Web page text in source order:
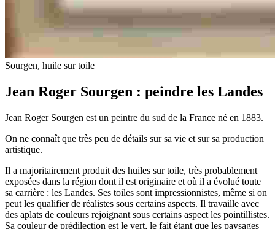
Sourgen, huile sur toile
Jean Roger Sourgen : peindre les Landes
Jean Roger Sourgen est un peintre du sud de la France né en 1883.
On ne connaît que très peu de détails sur sa vie et sur sa production
artistique.
Il a majoritairement produit des huiles sur toile, très probablement
exposées dans la région dont il est originaire et où il a évolué toute
sa carrière : les Landes. Ses toiles sont impressionnistes, même si on
peut les qualifier de réalistes sous certains aspects. Il travaille avec
des aplats de couleurs rejoignant sous certains aspect les pointillistes.
Sa couleur de prédilection est le vert, le fait étant que les paysages